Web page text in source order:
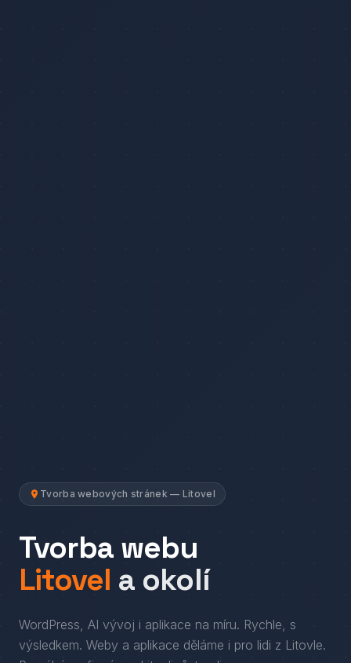
Tvorba webových stránek — Litovel
Tvorba webu
Litovel a okolí
WordPress, AI vývoj i aplikace na míru. Rychle, s
výsledkem. Weby a aplikace děláme i pro lidi z Litovle.